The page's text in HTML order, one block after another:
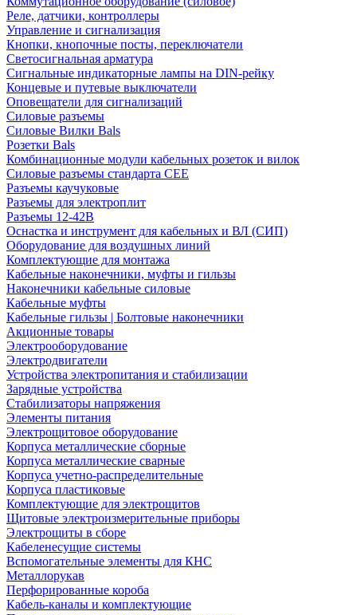
Реле, датчики, контроллеры
Управление и сигнализация
Кнопки, кнопочные посты, переключатели
Светосигнальная арматура
Сигнальные индикаторные лампы на DIN-рейку
Концевые и путевые выключатели
Оповещатели для сигнализаций
Силовые разъемы
Силовые Вилки Bals
Розетки Bals
Комбинационные модули кабельных розеток и вилок
Силовые разъемы стандарта CEE
Разъемы каучуковые
Разъемы для электроплит
Разъемы 12-42В
Оснастка и инструмент для кабельных и ВЛ (СИП)
Оборудование для воздушных линий
Комплектующие для монтажа
Кабельные наконечники, муфты и гильзы
Наконечники кабельные силовые
Кабельные муфты
Кабельные гильзы | Болтовые наконечники
Акционные товары
Электрооборудование
Электродвигатели
Устройства электропитания и стабилизации
Зарядные устройства
Стабилизаторы напряжения
Элементы питания
Электрощитовое оборудование
Корпуса металлические сборные
Корпуса металлические сварные
Корпуса учетно-распределительные
Корпуса пластиковые
Комплектующие для электрощитов
Щитовые электроизмерительные приборы
Электрощиты в сборе
Кабеленесущие системы
Вспомогательные элементы для КНС
Металлорукав
Перфорированные короба
Кабель-каналы и комплектующие